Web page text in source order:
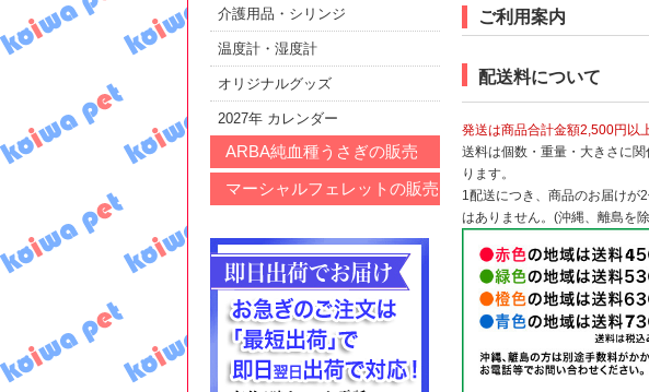
ご利用案内
配送料について
発送は商品合計金額2,500円以
送料は個数・重量・大きさに
ります。
1配送につき、商品のお届けが
はありません。(沖縄、離島を
介護用品・シリンジ
温度計・湿度計
オリジナルグッズ
2027年 カレンダー
ARBA純血種うさぎの販売
マーシャルフェレットの販売